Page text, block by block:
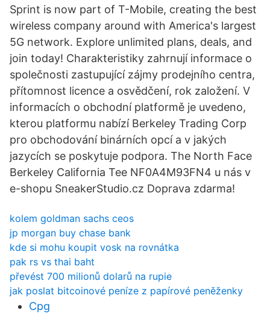
Sprint is now part of T-Mobile, creating the best
wireless company around with America's largest
5G network. Explore unlimited plans, deals, and
join today! Charakteristiky zahrnují informace o
společnosti zastupující zájmy prodejního centra,
přítomnost licence a osvědčení, rok založení. V
informacích o obchodní platformě je uvedeno,
kterou platformu nabízí Berkeley Trading Corp
pro obchodování binárních opcí a v jakých
jazycích se poskytuje podpora. The North Face
Berkeley California Tee NF0A4M93FN4 u nás v
e-shopu SneakerStudio.cz Doprava zdarma!
kolem goldman sachs ceos
jp morgan buy chase bank
kde si mohu koupit vosk na rovnátka
pak rs vs thai baht
převést 700 milionů dolarů na rupie
jak poslat bitcoinové peníze z papírové peněženky
Cpg